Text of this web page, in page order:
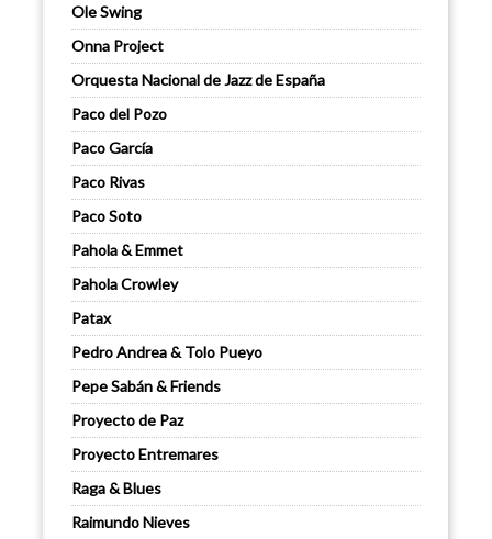
Ole Swing
Onna Project
Orquesta Nacional de Jazz de España
Paco del Pozo
Paco García
Paco Rivas
Paco Soto
Pahola & Emmet
Pahola Crowley
Patax
Pedro Andrea & Tolo Pueyo
Pepe Sabán & Friends
Proyecto de Paz
Proyecto Entremares
Raga & Blues
Raimundo Nieves